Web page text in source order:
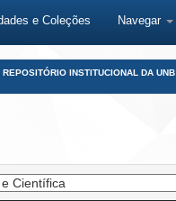
e Coleções Navegar
REPOSITÓRIO INSTITUCIONAL DA UNB